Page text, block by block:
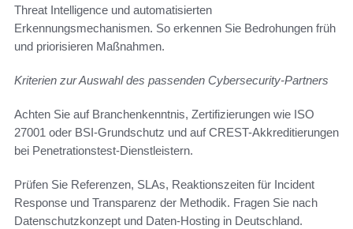
Threat Intelligence und automatisierten
Erkennungsmechanismen. So erkennen Sie Bedrohungen früh
und priorisieren Maßnahmen.
Kriterien zur Auswahl des passenden Cybersecurity-Partners
Achten Sie auf Branchenkenntnis, Zertifizierungen wie ISO
27001 oder BSI-Grundschutz und auf CREST-Akkreditierungen
bei Penetrationstest-Dienstleistern.
Prüfen Sie Referenzen, SLAs, Reaktionszeiten für Incident
Response und Transparenz der Methodik. Fragen Sie nach
Datenschutzkonzept und Daten-Hosting in Deutschland.